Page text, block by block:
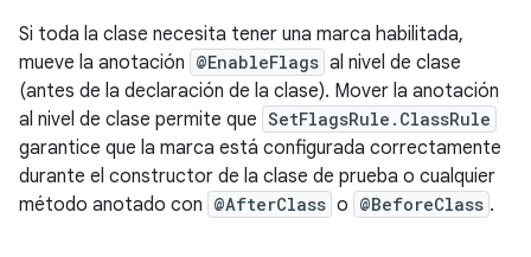
Si toda la clase necesita tener una marca habilitada,
mueve la anotación @EnableFlags al nivel de clase
(antes de la declaración de la clase). Mover la anotación
al nivel de clase permite que SetFlagsRule.ClassRule
garantice que la marca está configurada correctamente
durante el constructor de la clase de prueba o cualquier
método anotado con @AfterClass o @BeforeClass .